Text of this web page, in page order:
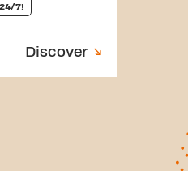
24/7!
Discover